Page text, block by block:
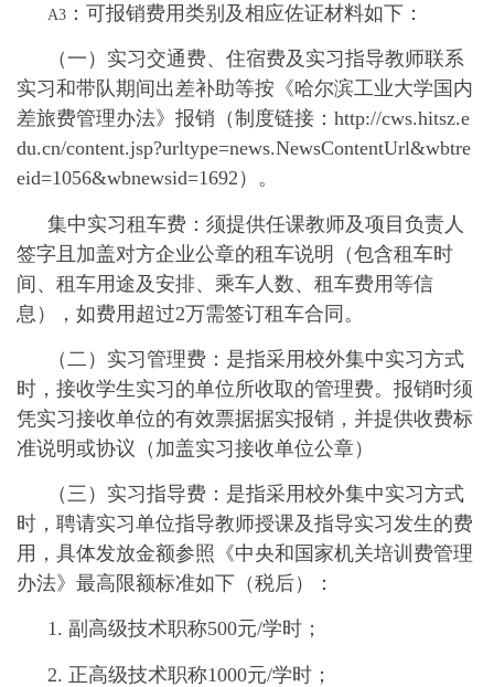
A3 ： 可报销费用类别及相应佐证材料如下：
（一）实习交通费、住宿费及实习指导教师联系
实习和带队期间出差补助等按《哈尔滨工业大学国内
差旅费管理办法》 报销 （制度链接：http://cws.hitsz.e
du.cn/content.jsp?urltype=news.NewsContentUrl&wbtre
eid=1056&wbnewsid=1692）。
集中实习租车费：须提供任课教师及项目负责人
签字且加盖对方企业公章的租车说明（包含租车时
间、租车用途及安排、乘车人数、租车费用等信
息），如费用超过2万需签订租车合同。
（二）实习管理费：是指采用校外集中实习方式
时，接收学生实习的单位所收取的管理费。报销时须
凭实习接收单位的有效票据据实报销，并提供收费标
准说明或协议（加盖实习接收单位公章）
（三）实习指导费：是指采用校外集中实习方式
时，聘请实习单位指导教师授课及指导实习发生的费
用，具体发放金额参照《中央和国家机关培训费管理
办法》最高限额标准如下（税后）：
1. 副高级技术职称500元/学时；
2. 正高级技术职称1000元/学时；